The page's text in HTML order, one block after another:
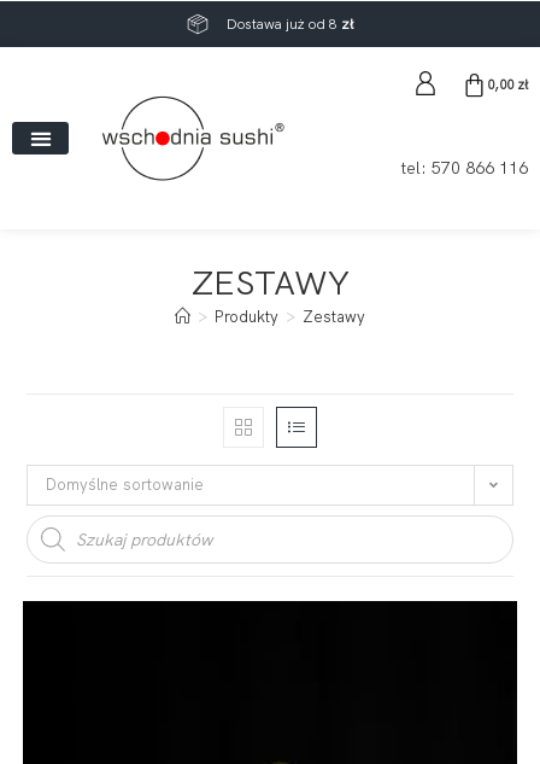
Dostawa już od 8 zł
0,00 zł
tel: 570 866 116
ZESTAWY
> Produkty > Zestawy
Domyślne sortowanie